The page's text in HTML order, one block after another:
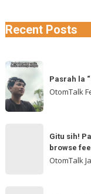
Recent Posts
Pasrah
la
“
browse
@otomtalk
Pasrah la
OtomTalk
Gitu sih!
browse
OtomTalk